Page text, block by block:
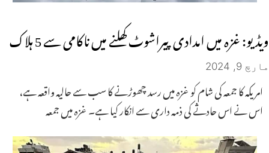
ویڈیو: غزہ میں امدادی پیراشوٹ کھلنے میں ناکامی سے 5 ہلاک
مارچ 9, 2024
امریکہ کا جمعہ کی شام کو غزہ میں رسد چھوڑنے کا سب سے حالیہ واقعہ ہے،
اس نے اس حادثے کی ذمہ داری سے انکار کیا ہے۔ غزہ میں جمعہ